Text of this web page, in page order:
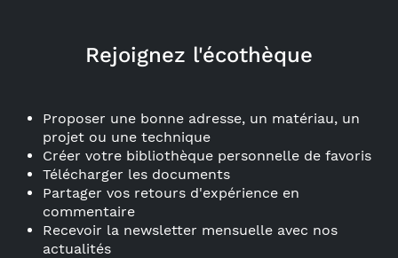
Rejoignez l'écothèque
Proposer une bonne adresse, un matériau, un
projet ou une technique
Créer votre bibliothèque personnelle de favoris
Télécharger les documents
Partager vos retours d'expérience en
commentaire
Recevoir la newsletter mensuelle avec nos
actualités